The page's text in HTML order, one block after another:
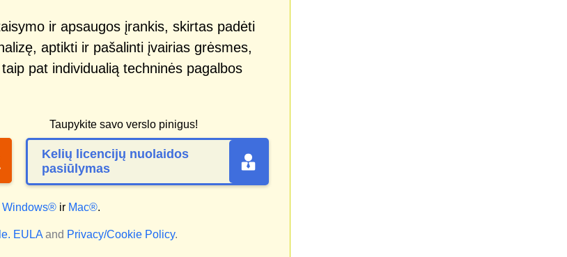
ir apsaugos įrankis, skirtas padėti
aptikti ir pašalinti įvairias grėsmes,
pat individualią techninės pagalbos
Taupykite savo verslo pinigus!
Kelių licencijų nuolaidos
pasiūlymas
Windows® ir Mac®.
EULA and Privacy/Cookie Policy.